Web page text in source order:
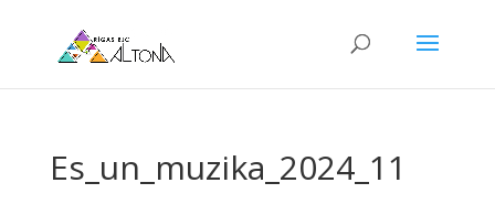
Es_un_muzika_2024_11